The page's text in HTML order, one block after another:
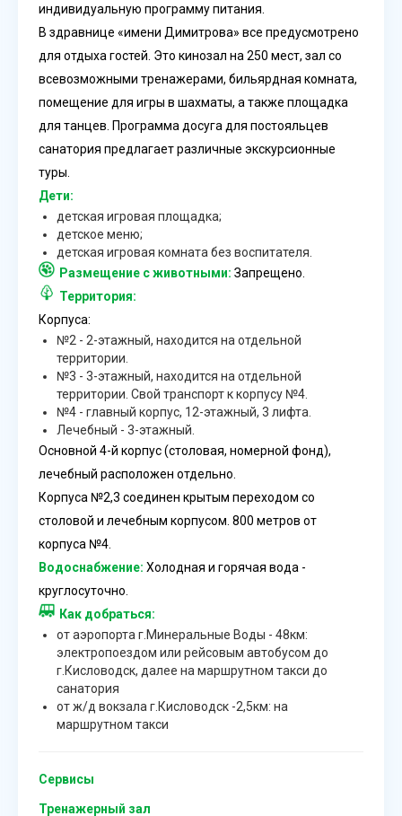
индивидуальную программу питания.
В здравнице «имени Димитрова» все предусмотрено
для отдыха гостей. Это кинозал на 250 мест, зал со
всевозможными тренажерами, бильярдная комната,
помещение для игры в шахматы, а также площадка
для танцев. Программа досуга для постояльцев
санатория предлагает различные экскурсионные
туры.
Дети:
детская игровая площадка;
детское меню;
детская игровая комната без воспитателя.
Размещение с животными: Запрещено.
Территория:
Корпуса:
№2 - 2-этажный, находится на отдельной
территории.
№3 - 3-этажный, находится на отдельной
территории. Свой транспорт к корпусу №4.
№4 - главный корпус, 12-этажный, 3 лифта.
Лечебный - 3-этажный.
Основной 4-й корпус (столовая, номерной фонд),
лечебный расположен отдельно.
Корпуса №2,3 соединен крытым переходом со
столовой и лечебным корпусом. 800 метров от
корпуса №4.
Водоснабжение: Холодная и горячая вода -
круглосуточно.
Как добраться:
от аэропорта г.Минеральные Воды - 48км:
электропоездом или рейсовым автобусом до
г.Кисловодск, далее на маршрутном такси до
санатория
от ж/д вокзала г.Кисловодск -2,5км: на
маршрутном такси
Сервисы
Тренажерный зал